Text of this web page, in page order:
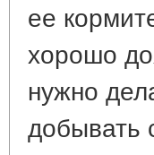
ее
хорошо
нужно
добывать